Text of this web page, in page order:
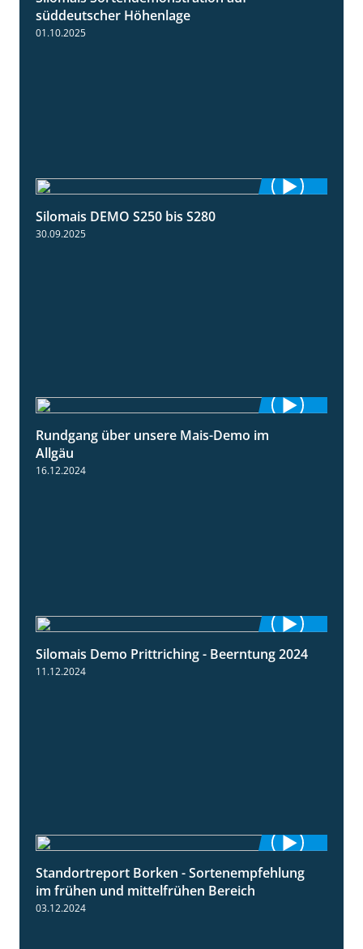
süddeutscher Höhenlage
01.10.2025
Silomais DEMO S250 bis S280
30.09.2025
Rundgang über unsere Mais-Demo im
Allgäu
16.12.2024
12:28
Silomais Demo Prittriching - Beerntung 2024
11.12.2024
7:53
Standortreport Borken - Sortenempfehlung
im frühen und mittelfrühen Bereich
03.12.2024